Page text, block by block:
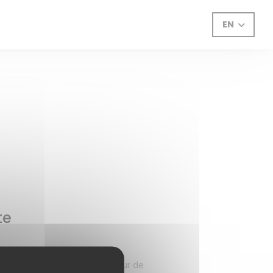
EN
rencontre : le dernier jour de